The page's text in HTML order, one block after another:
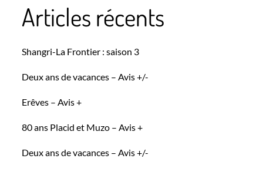
Articles récents
Shangri-La Frontier : saison 3
Deux ans de vacances – Avis +/-
Erêves – Avis +
80 ans Placid et Muzo – Avis +
Deux ans de vacances – Avis +/-